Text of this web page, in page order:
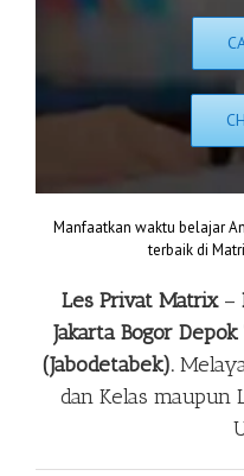
Manfaatkan waktu belajar
terbaik di
Les Privat Matrix–
Jakarta Bogor
(Jabodetabek).
dan Kelas maupun